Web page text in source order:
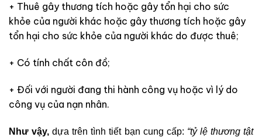
+ Thuê gây thương tích hoặc gây tổn hại cho sức
khỏe của người khác hoặc gây thương tích hoặc gây
tổn hại cho sức khỏe của người khác do được thuê;
+ Có tính chất côn đồ;
+ Đối với người đang thi hành công vụ hoặc vì lý do
công vụ của nạn nhân.
Như vậy, dựa trên tình tiết bạn cung cấp: “tỷ lệ thương tật